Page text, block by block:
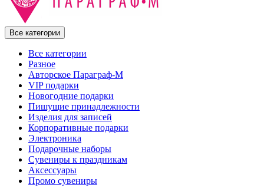
Все категории
Все категории
Разное
Авторское Параграф-М
VIP подарки
Новогодние подарки
Пишущие принадлежности
Изделия для записей
Корпоративные подарки
Электроника
Подарочные наборы
Сувениры к праздникам
Аксессуары
Промо сувениры